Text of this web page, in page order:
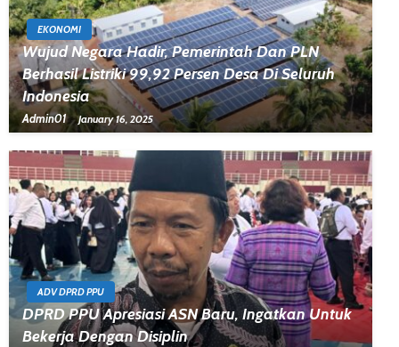
EKONOMI
Wujud Negara Hadir, Pemerintah Dan PLN
Berhasil Listriki 99,92 Persen Desa Di Seluruh
Indonesia
Admin01 January 16, 2025
ADV DPRD PPU
DPRD PPU Apresiasi ASN Baru, Ingatkan Untuk
Bekerja Dengan Disiplin